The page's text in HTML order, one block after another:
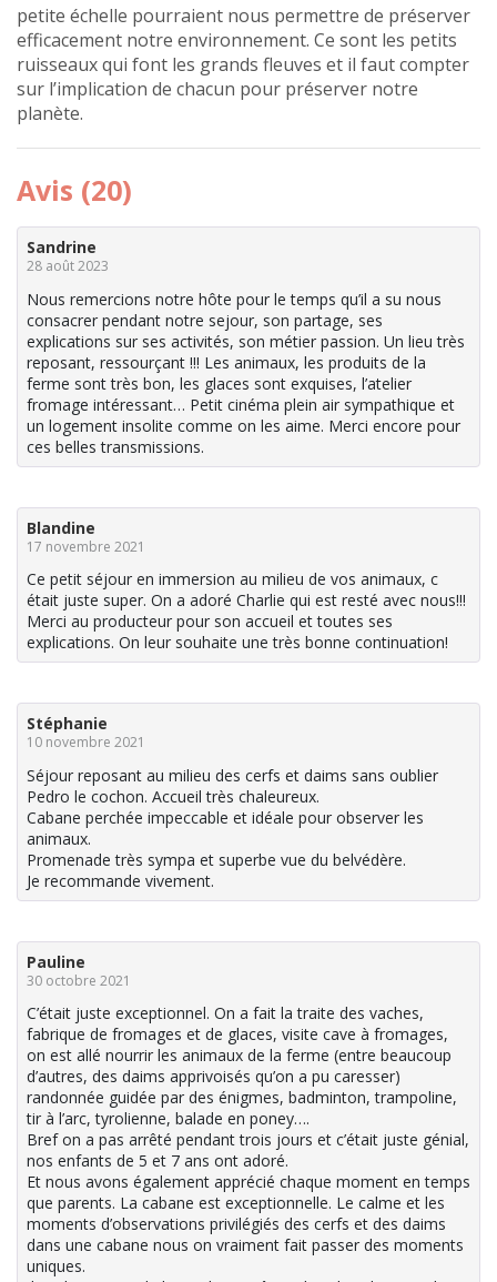
petite échelle pourraient nous permettre de préserver
efficacement notre environnement. Ce sont les petits
ruisseaux qui font les grands fleuves et il faut compter
sur l’implication de chacun pour préserver notre
planète.
Avis (20)
Sandrine
28 août 2023
Nous remercions notre hôte pour le temps qu’il a su nous
consacrer pendant notre sejour, son partage, ses
explications sur ses activités, son métier passion. Un lieu très
reposant, ressourçant !!! Les animaux, les produits de la
ferme sont très bon, les glaces sont exquises, l’atelier
fromage intéressant… Petit cinéma plein air sympathique et
un logement insolite comme on les aime. Merci encore pour
ces belles transmissions.
Blandine
17 novembre 2021
Ce petit séjour en immersion au milieu de vos animaux, c
était juste super. On a adoré Charlie qui est resté avec nous!!!
Merci au producteur pour son accueil et toutes ses
explications. On leur souhaite une très bonne continuation!
Stéphanie
10 novembre 2021
Séjour reposant au milieu des cerfs et daims sans oublier
Pedro le cochon. Accueil très chaleureux.
Cabane perchée impeccable et idéale pour observer les
animaux.
Promenade très sympa et superbe vue du belvédère.
Je recommande vivement.
Pauline
30 octobre 2021
C’était juste exceptionnel. On a fait la traite des vaches,
fabrique de fromages et de glaces, visite cave à fromages,
on est allé nourrir les animaux de la ferme (entre beaucoup
d’autres, des daims apprivoisés qu’on a pu caresser)
randonnée guidée par des énigmes, badminton, trampoline,
tir à l’arc, tyrolienne, balade en poney….
Bref on a pas arrêté pendant trois jours et c’était juste génial,
nos enfants de 5 et 7 ans ont adoré.
Et nous avons également apprécié chaque moment en temps
que parents. La cabane est exceptionnelle. Le calme et les
moments d’observations privilégiés des cerfs et des daims
dans une cabane nous on vraiment fait passer des moments
uniques.